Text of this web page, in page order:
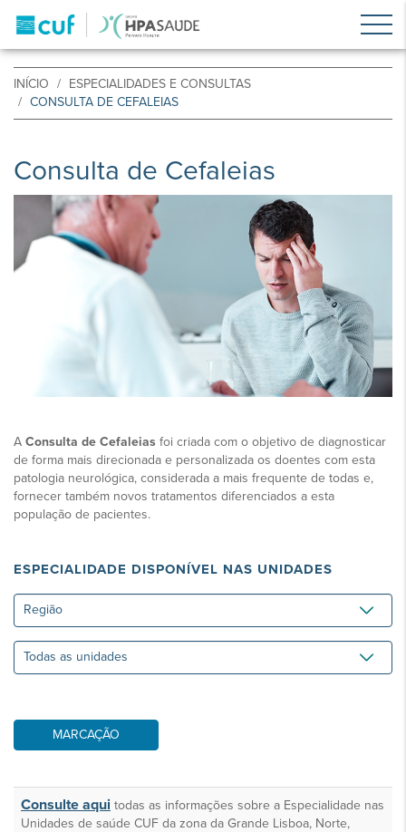
INÍCIO
ESPECIALIDADES E CONSULTAS
CONSULTA DE CEFALEIAS
Consulta de Cefaleias
A Consulta de Cefaleias foi criada com o objetivo de diagnosticar
de forma mais direcionada e personalizada os doentes com esta
patologia neurológica, considerada a mais frequente de todas e,
fornecer também novos tratamentos diferenciados a esta
população de pacientes.
ESPECIALIDADE DISPONÍVEL NAS UNIDADES
Região
Todas
MARCAÇÃO
Consulte aqui todas as informações sobre a Especialidade nas
Unidades de saúde CUF da zona da Grande Lisboa, Norte,